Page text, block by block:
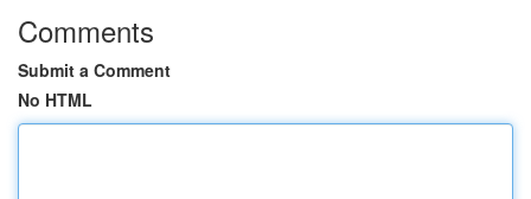
Comments
Submit a Comment
No HTML